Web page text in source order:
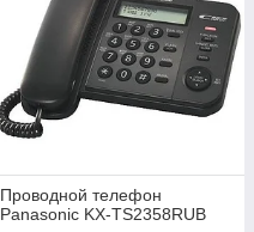
Проводной телефон
Panasonic KX-TS2358RUB